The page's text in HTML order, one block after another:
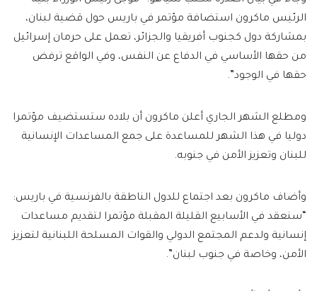
الرئيس ماكرون استضافة مؤتمر في باريس حول قضية لبنان،
بمشاركة دول كجنوب أفريقيا والجزائر، تعمل على حرمان إسرائيل
من حقها الأساسي في الدفاع عن النفس، وفي الواقع ترفض
حقها في الوجود”.
ومطلع الشهر الجاري أعلن ماكرون أن بلاده ستستضيف مؤتمرا
دوليا في هذا الشهر للمساعدة على جمع المساعدات الإنسانية
للبنان وتعزيز الأمن في جنوبه.
وأضاف ماكرون بعد اجتماع للدول الناطقة بالفرنسية في باريس:
“سنعقد في الأسابيع القليلة المقبلة مؤتمرا لتقديم مساعدات
إنسانية ولدعم المجتمع الدولي والقوات المسلحة اللبنانية لتعزيز
الأمن، وخاصة في جنوب لبنان”.